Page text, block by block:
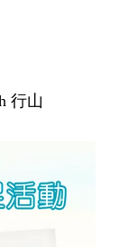
行山